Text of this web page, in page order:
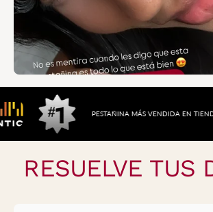
PESTAÑINA MÁS VENDIDA
RESUELVE TUS